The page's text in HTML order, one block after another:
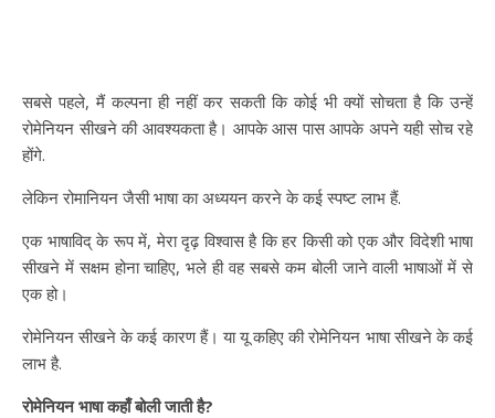
सबसे पहले, मैं कल्पना ही नहीं कर सकती कि कोई भी क्यों सोचता है कि उन्हें
रोमेनियन सीखने की आवश्यकता है। आपके आस पास आपके अपने यही सोच रहे
होंगे.
लेकिन रोमानियन जैसी भाषा का अध्ययन करने के कई स्पष्ट लाभ हैं.
एक भाषाविद् के रूप में, मेरा दृढ़ विश्वास है कि हर किसी को एक और विदेशी भाषा
सीखने में सक्षम होना चाहिए, भले ही वह सबसे कम बोली जाने वाली भाषाओं में से
एक हो।
रोमेनियन सीखने के कई कारण हैं। या यू कहिए की रोमेनियन भाषा सीखने के कई
लाभ है.
रोमेनियन भाषा कहाँ बोली जाती है?